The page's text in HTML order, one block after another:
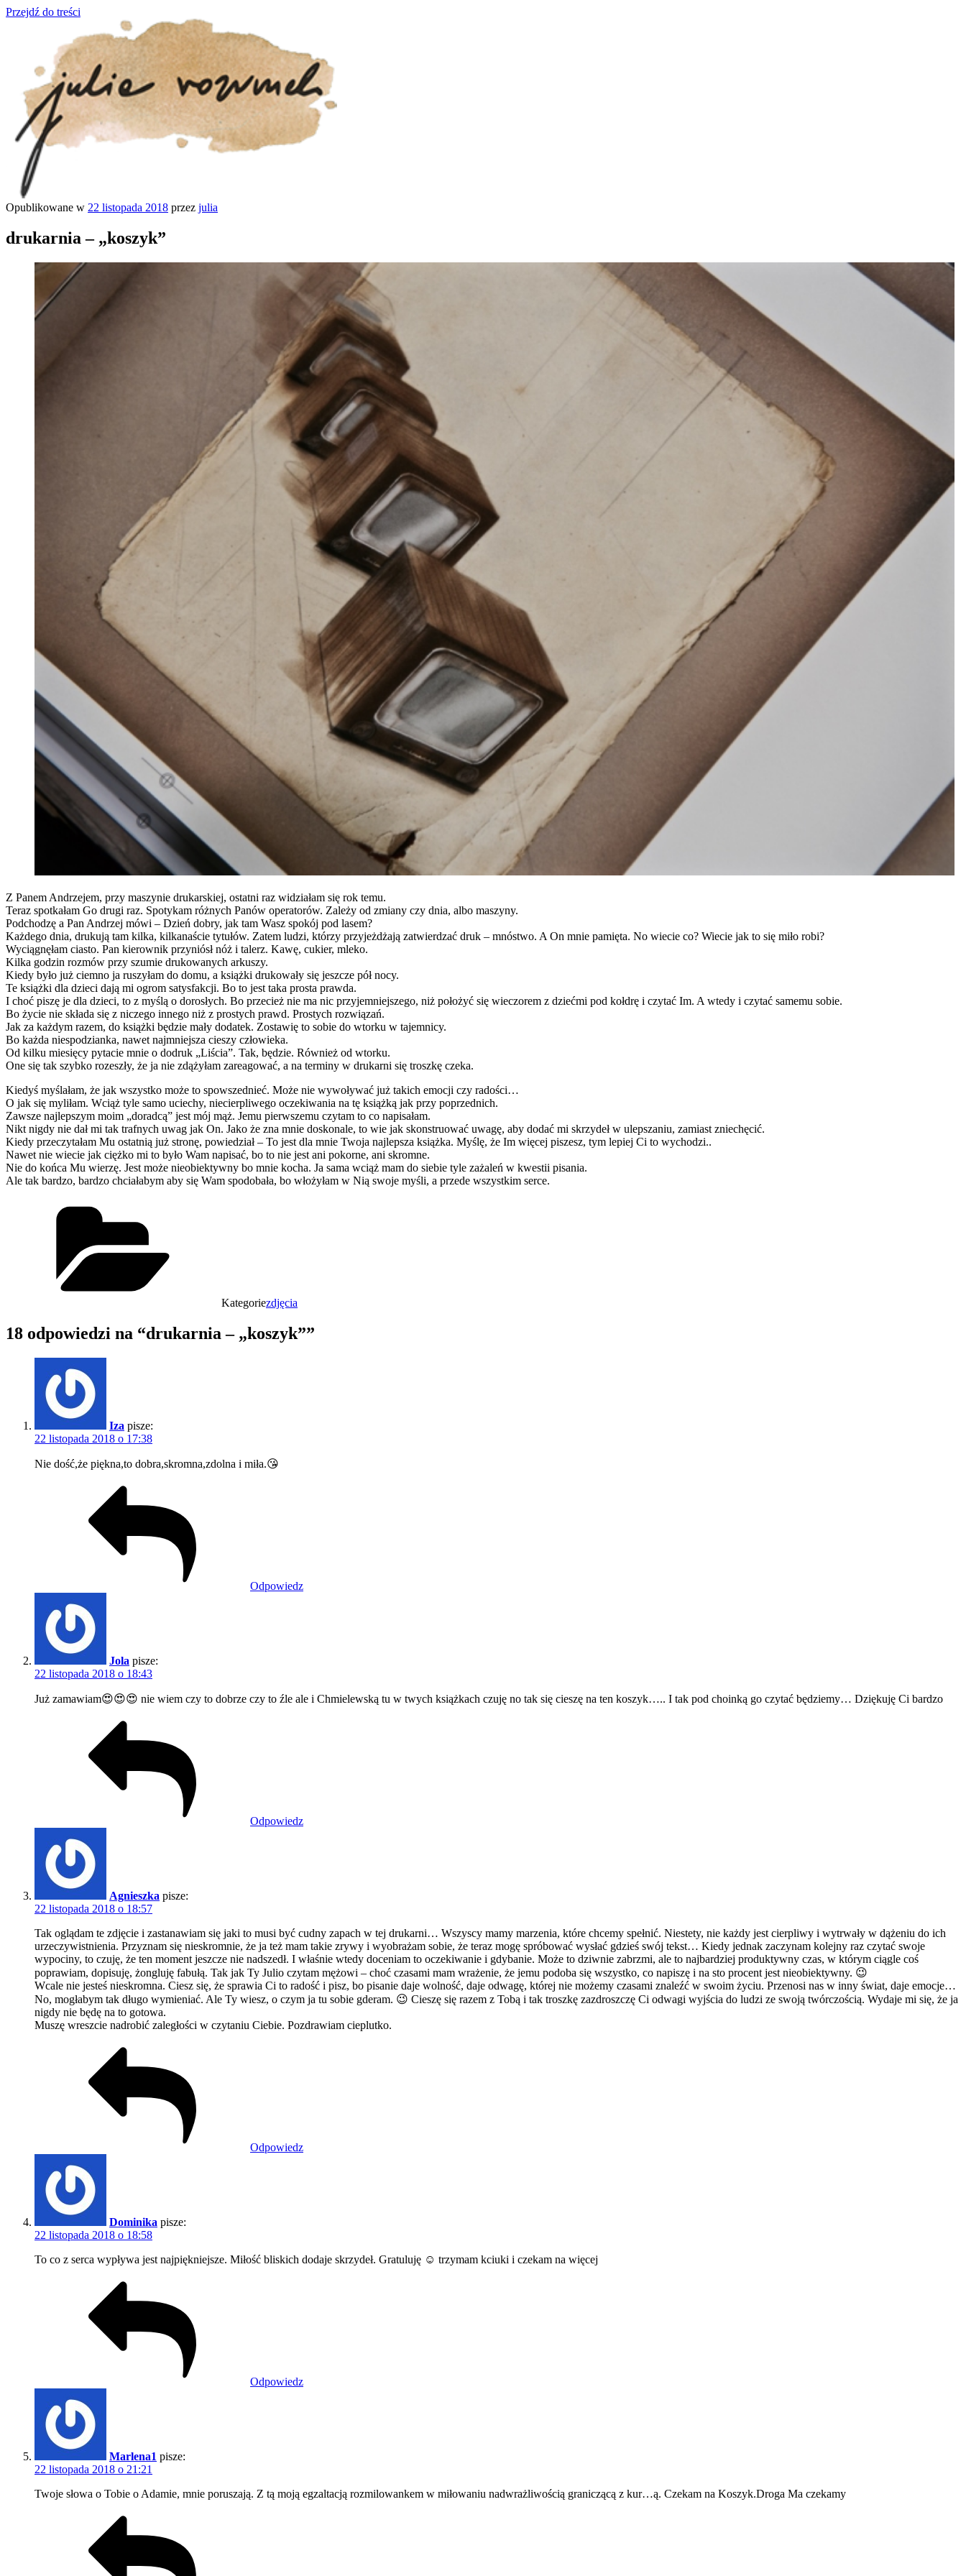
Przejdź do treści
Opublikowane w 22 listopada 2018 przez julia
drukarnia – „koszyk”
Z Panem Andrzejem, przy maszynie drukarskiej, ostatni raz widziałam się rok temu.
Teraz spotkałam Go drugi raz. Spotykam różnych Panów operatorów. Zależy od zmiany czy dnia, albo maszyny.
Podchodzę a Pan Andrzej mówi – Dzień dobry, jak tam Wasz spokój pod lasem?
Każdego dnia, drukują tam kilka, kilkanaście tytułów. Zatem ludzi, którzy przyjeżdżają zatwierdzać druk – mnóstwo. A On mnie pamięta. No wiecie co? Wiecie jak to się miło robi?
Wyciągnęłam ciasto. Pan kierownik przyniósł nóż i talerz. Kawę, cukier, mleko.
Kilka godzin rozmów przy szumie drukowanych arkuszy.
Kiedy było już ciemno ja ruszyłam do domu, a książki drukowały się jeszcze pół nocy.
Te książki dla dzieci dają mi ogrom satysfakcji. Bo to jest taka prosta prawda.
I choć piszę je dla dzieci, to z myślą o dorosłych. Bo przecież nie ma nic przyjemniejszego, niż położyć się wieczorem z dziećmi pod kołdrę i czytać Im. A wtedy i czytać samemu sobie.
Bo życie nie składa się z niczego innego niż z prostych prawd. Prostych rozwiązań.
Jak za każdym razem, do książki będzie mały dodatek. Zostawię to sobie do wtorku w tajemnicy.
Bo każda niespodzianka, nawet najmniejsza cieszy człowieka.
Od kilku miesięcy pytacie mnie o dodruk „Liścia”. Tak, będzie. Również od wtorku.
One się tak szybko rozeszły, że ja nie zdążyłam zareagować, a na terminy w drukarni się troszkę czeka.
Kiedyś myślałam, że jak wszystko może to spowszednieć. Może nie wywoływać już takich emocji czy radości…
O jak się myliłam. Wciąż tyle samo uciechy, niecierpliwego oczekiwania na tę książką jak przy poprzednich.
Zawsze najlepszym moim „doradcą” jest mój mąż. Jemu pierwszemu czytam to co napisałam.
Nikt nigdy nie dał mi tak trafnych uwag jak On. Jako że zna mnie doskonale, to wie jak skonstruować uwagę, aby dodać mi skrzydeł w ulepszaniu, zamiast zniechęcić.
Kiedy przeczytałam Mu ostatnią już stronę, powiedział – To jest dla mnie Twoja najlepsza książka. Myślę, że Im więcej piszesz, tym lepiej Ci to wychodzi..
Nawet nie wiecie jak ciężko mi to było Wam napisać, bo to nie jest ani pokorne, ani skromne.
Nie do końca Mu wierzę. Jest może nieobiektywny bo mnie kocha. Ja sama wciąż mam do siebie tyle zażaleń w kwestii pisania.
Ale tak bardzo, bardzo chciałabym aby się Wam spodobała, bo włożyłam w Nią swoje myśli, a przede wszystkim serce.
Kategoriezdjęcia
18 odpowiedzi na “drukarnia – „koszyk””
Iza pisze:
22 listopada 2018 o 17:38
Nie dość,że piękna,to dobra,skromna,zdolna i miła.😘
Odpowiedz
Jola pisze:
22 listopada 2018 o 18:43
Już zamawiam😍😍😍 nie wiem czy to dobrze czy to źle ale i Chmielewską tu w twych książkach czuję no tak się cieszę na ten koszyk….. I tak pod choinką go czytać będziemy… Dziękuję Ci bardzo
Odpowiedz
Agnieszka pisze:
22 listopada 2018 o 18:57
Tak oglądam te zdjęcie i zastanawiam się jaki to musi być cudny zapach w tej drukarni… Wszyscy mamy marzenia, które chcemy spełnić. Niestety, nie każdy jest cierpliwy i wytrwały w dążeniu do ich
urzeczywistnienia. Przyznam się nieskromnie, że ja też mam takie zrywy i wyobrażam sobie, że teraz mogę spróbować wysłać gdzieś swój tekst… Kiedy jednak zaczynam kolejny raz czytać swoje
wypociny, to czuję, że ten moment jeszcze nie nadszedł. I właśnie wtedy doceniam to oczekiwanie i gdybanie. Może to dziwnie zabrzmi, ale to najbardziej produktywny czas, w którym ciągle coś
poprawiam, dopisuję, żongluję fabułą. Tak jak Ty Julio czytam mężowi – choć czasami mam wrażenie, że jemu podoba się wszystko, co napiszę i na sto procent jest nieobiektywny. 😉
Wcale nie jesteś nieskromna. Ciesz się, że sprawia Ci to radość i pisz, bo pisanie daje wolność, daje odwagę, której nie możemy czasami znaleźć w swoim życiu. Przenosi nas w inny świat, daje emocje…
No, mogłabym tak długo wymieniać. Ale Ty wiesz, o czym ja tu sobie gderam. 😉 Cieszę się razem z Tobą i tak troszkę zazdroszczę Ci odwagi wyjścia do ludzi ze swoją twórczością. Wydaje mi się, że ja
nigdy nie będę na to gotowa.
Muszę wreszcie nadrobić zaległości w czytaniu Ciebie. Pozdrawiam cieplutko.
Odpowiedz
Dominika pisze:
22 listopada 2018 o 18:58
To co z serca wypływa jest najpiękniejsze. Miłość bliskich dodaje skrzydeł. Gratuluję ☺ trzymam kciuki i czekam na więcej
Odpowiedz
Marlena1 pisze:
22 listopada 2018 o 21:21
Twoje słowa o Tobie o Adamie, mnie poruszają. Z tą moją egzaltacją rozmilowankem w miłowaniu nadwrażliwością graniczącą z kur…ą. Czekam na Koszyk.Droga Ma czekamy